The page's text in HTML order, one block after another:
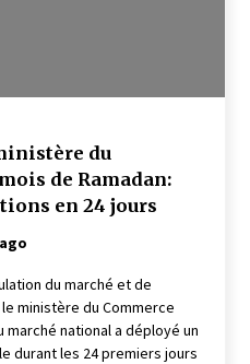
du
de Ramadan:
en 24 jours
du marché et de
ministère du Commerce
national a déployé un
durant les 24 premiers jours